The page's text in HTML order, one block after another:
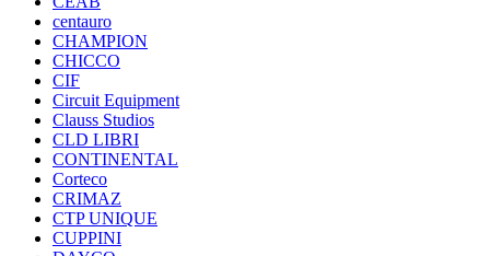
centauro
CHAMPION
CHICCO
CIF
Circuit Equipment
Clauss Studios
CLD LIBRI
CONTINENTAL
Corteco
CRIMAZ
CTP UNIQUE
CUPPINI